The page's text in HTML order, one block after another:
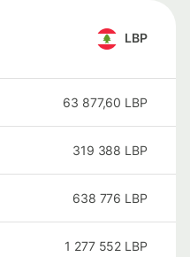
LBP
63 877,60 LBP
319 388 LBP
638 776 LBP
1 277 552 LBP